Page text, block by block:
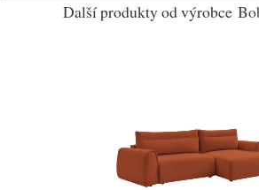
Další produkty od výrobce